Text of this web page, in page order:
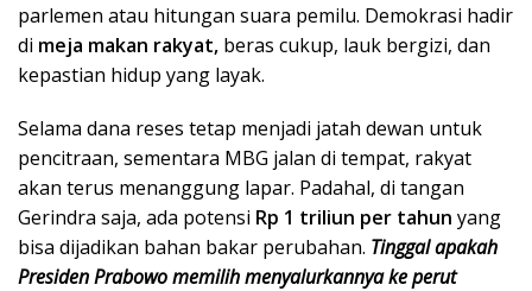
parlemen atau hitungan suara pemilu. Demokrasi hadir
di meja makan rakyat, beras cukup, lauk bergizi, dan
kepastian hidup yang layak.
Selama dana reses tetap menjadi jatah dewan untuk
pencitraan, sementara MBG jalan di tempat, rakyat
akan terus menanggung lapar. Padahal, di tangan
Gerindra saja, ada potensi Rp 1 triliun per tahun yang
bisa dijadikan bahan bakar perubahan. Tinggal apakah
Presiden Prabowo memilih menyalurkannya ke perut